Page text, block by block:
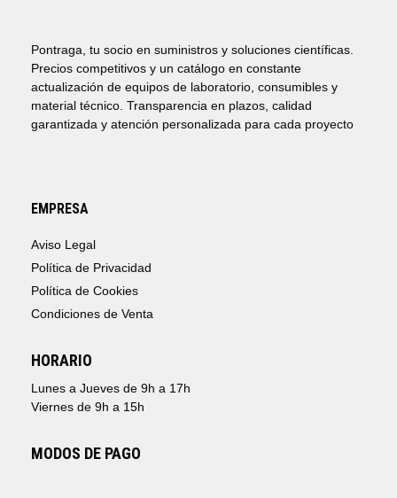
Pontraga, tu socio en suministros y soluciones científicas.
Precios competitivos y un catálogo en constante
actualización de equipos de laboratorio, consumibles y
material técnico. Transparencia en plazos, calidad
garantizada y atención personalizada para cada proyecto
EMPRESA
Aviso Legal
Política de Privacidad
Política de Cookies
Condiciones de Venta
HORARIO
Lunes a Jueves de 9h a 17h
Viernes de 9h a 15h
MODOS DE PAGO